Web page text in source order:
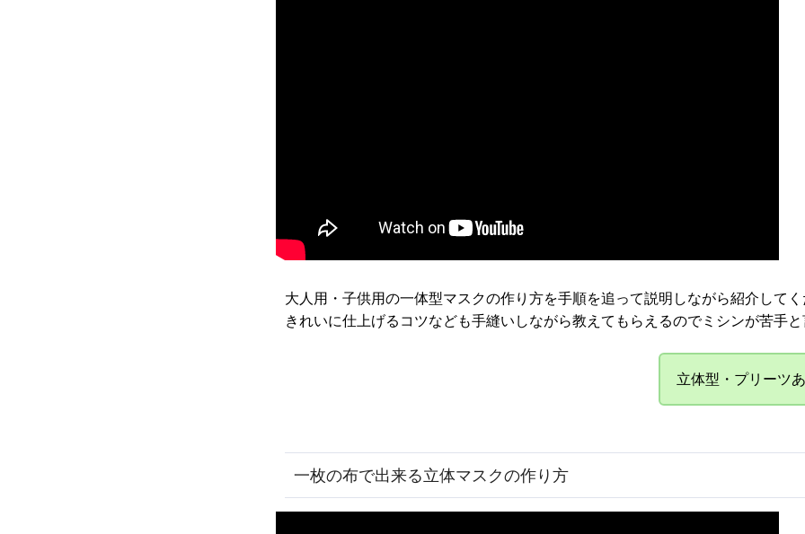
大人用・子供用の一体型マスクの作り方を手順を追って説明しながら紹介して
きれいに仕上げるコツなども手縫いしながら教えてもらえるのでミシンが苦手
立体型・プリーツ
一枚の布で出来る立体マスクの作り方